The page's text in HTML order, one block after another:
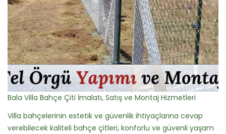
Bala Villa Bahçe Çiti İmalatı, Satış ve Montaj Hizmetleri
Villa bahçelerinin estetik ve güvenlik ihtiyaçlarına cevap
verebilecek kaliteli bahçe çitleri, konforlu ve güvenli yaşam